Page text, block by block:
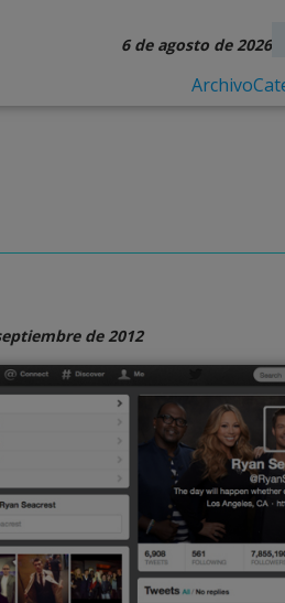
6 de agosto de 2026
Archivo
de 2012